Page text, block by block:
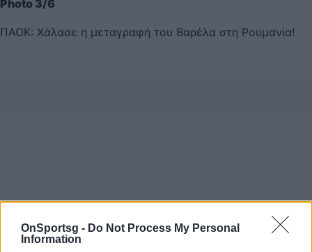
OnSportsg - Do Not Process My Personal
Information
Photo 3/6
ΠΑΟΚ: Χάλασε η μεταγραφή του Βαρέλα στη Ρουμανία!